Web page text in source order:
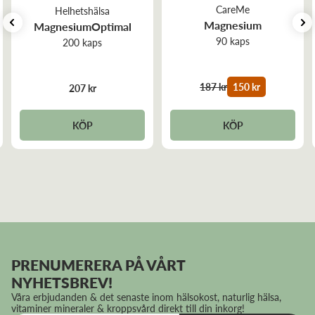
Kosttillskott bör ej användas som alternativ till en varierad
kost. En balanserad mångsidig kost och sunda
levnadsvanor är viktiga.
Helhetshälsa
MagnesiumOptimal
200 kaps
207 kr
KÖP
CareMe
Magnesium
90 kaps
187 kr 150 kr
KÖP
PRENUMERERA PÅ VÅRT
NYHETSBREV!
Våra erbjudanden & det senaste inom hälsokost, naturlig hälsa,
vitaminer mineraler & kroppsvård direkt till din inkorg!